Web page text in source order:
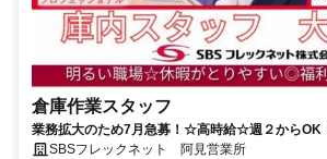
倉庫作業スタッフ
業務拡大のため7月急募！☆高時給☆週２からOK
OK！新築物流センターで快適
SBSフレックネット 阿見営業所